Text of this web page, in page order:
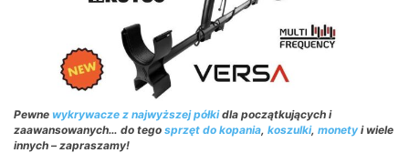
Pewne wykrywacze z najwyższej półkidla początkujących i
zaawansowanych… do tego sprzęt do kopania, koszulki, monety i wiele
innych – zapraszamy!